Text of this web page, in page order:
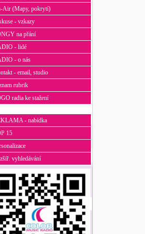
Air (Mapy, pokrytí)
- vzkazy
na přání
- lidé
- o nás
- email, studio
rubrik
radia ke stažení
- nabídka
15
vyhledávání